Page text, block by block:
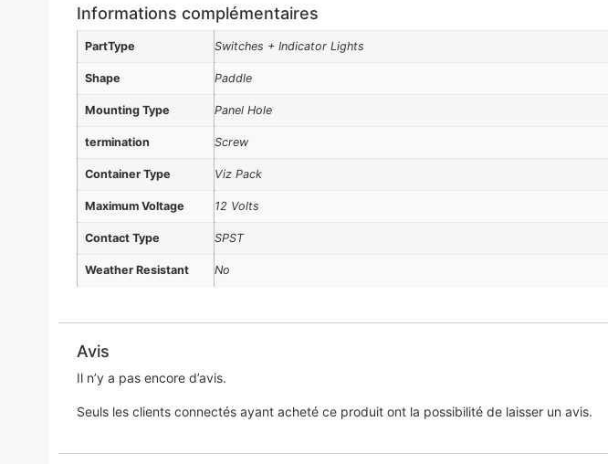
Informations complémentaires
PartType Switches + Indicator Lights
Shape Paddle
Mounting Type Panel Hole
termination Screw
Container Type Viz Pack
Maximum Voltage 12 Volts
Contact Type SPST
Weather Resistant No
Avis
Il n’y a pas encore d’avis.
Seuls les clients connectés ayant acheté ce produit ont la possibilité de laisser un avis.